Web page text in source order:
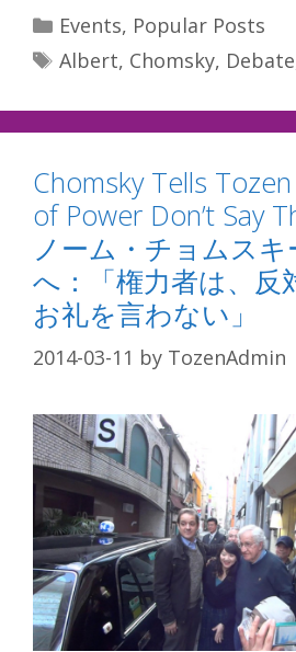
Categories
Events, Popular Posts
Tags
Albert, Chomsky, Debate
Chomsky Tells
of Power Don’t Say
ノーム・チョムス
へ：「権力者は、反
お礼を言わない」
2014-03-11 by TozenAdmin